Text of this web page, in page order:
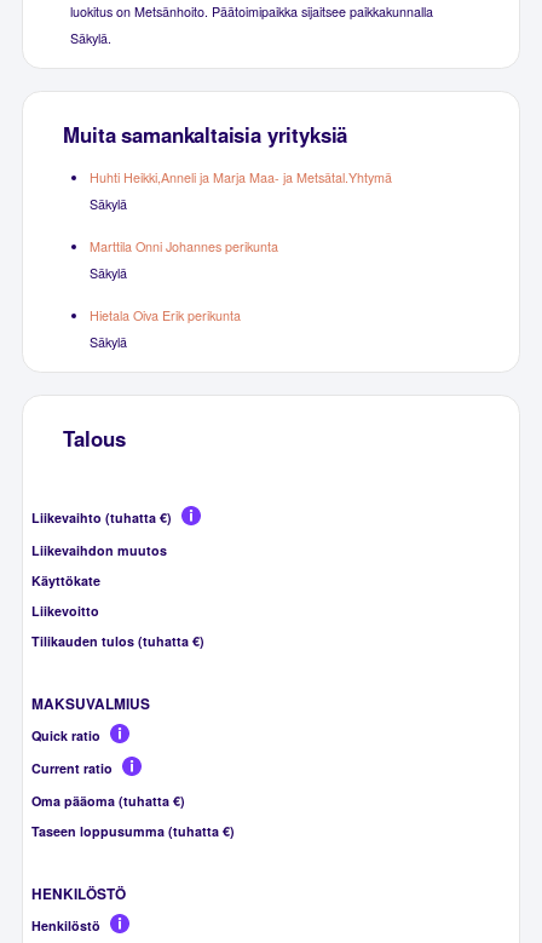
luokitus on Metsänhoito. Päätoimipaikka sijaitsee paikkakunnalla
Säkylä.
Muita samankaltaisia yrityksiä
Huhti Heikki,Anneli ja Marja Maa- ja Metsätal.Yhtymä
Säkylä
Marttila Onni Johannes perikunta
Säkylä
Hietala Oiva Erik perikunta
Säkylä
Talous
Liikevaihto (tuhatta €)
Liikevaihdon muutos
Käyttökate
Liikevoitto
Tilikauden tulos (tuhatta €)
MAKSUVALMIUS
Quick ratio
Current ratio
Oma pääoma (tuhatta €)
Taseen loppusumma (tuhatta €)
HENKILÖSTÖ
Henkilöstö